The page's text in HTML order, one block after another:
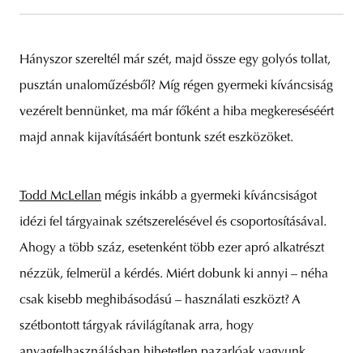
Hányszor szereltél már szét, majd össze egy golyós tollat,
pusztán unaloműzésből? Míg régen gyermeki kíváncsiság
vezérelt bennünket, ma már főként a hiba megkereséséért
majd annak kijavításáért bontunk szét eszközöket.
Todd McLellan mégis inkább a gyermeki kíváncsiságot
idézi fel tárgyainak szétszerelésével és csoportosításával.
Ahogy a több száz, esetenként több ezer apró alkatrészt
nézzük, felmerül a kérdés. Miért dobunk ki annyi – néha
csak kisebb meghibásodású – használati eszközt? A
szétbontott tárgyak rávilágítanak arra, hogy